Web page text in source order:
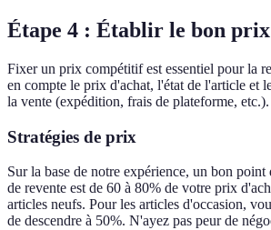
Étape 4 : Établir le bon prix
Fixer un prix compétitif est essentiel pour la
en compte le prix d'achat, l'état de l'article et
la vente (expédition, frais de plateforme, etc.).
Stratégies de prix
Sur la base de notre expérience, un bon
de revente est de 60 à 80% de votre prix
articles neufs. Pour les articles d'occasion,
de descendre à 50%. N'ayez pas peur de